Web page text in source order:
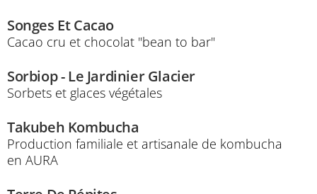
Songes Et Cacao
Cacao cru et chocolat "bean to bar"
Sorbiop - Le Jardinier Glacier
Sorbets et glaces végétales
Takubeh Kombucha
Production familiale et artisanale de kombucha
en AURA